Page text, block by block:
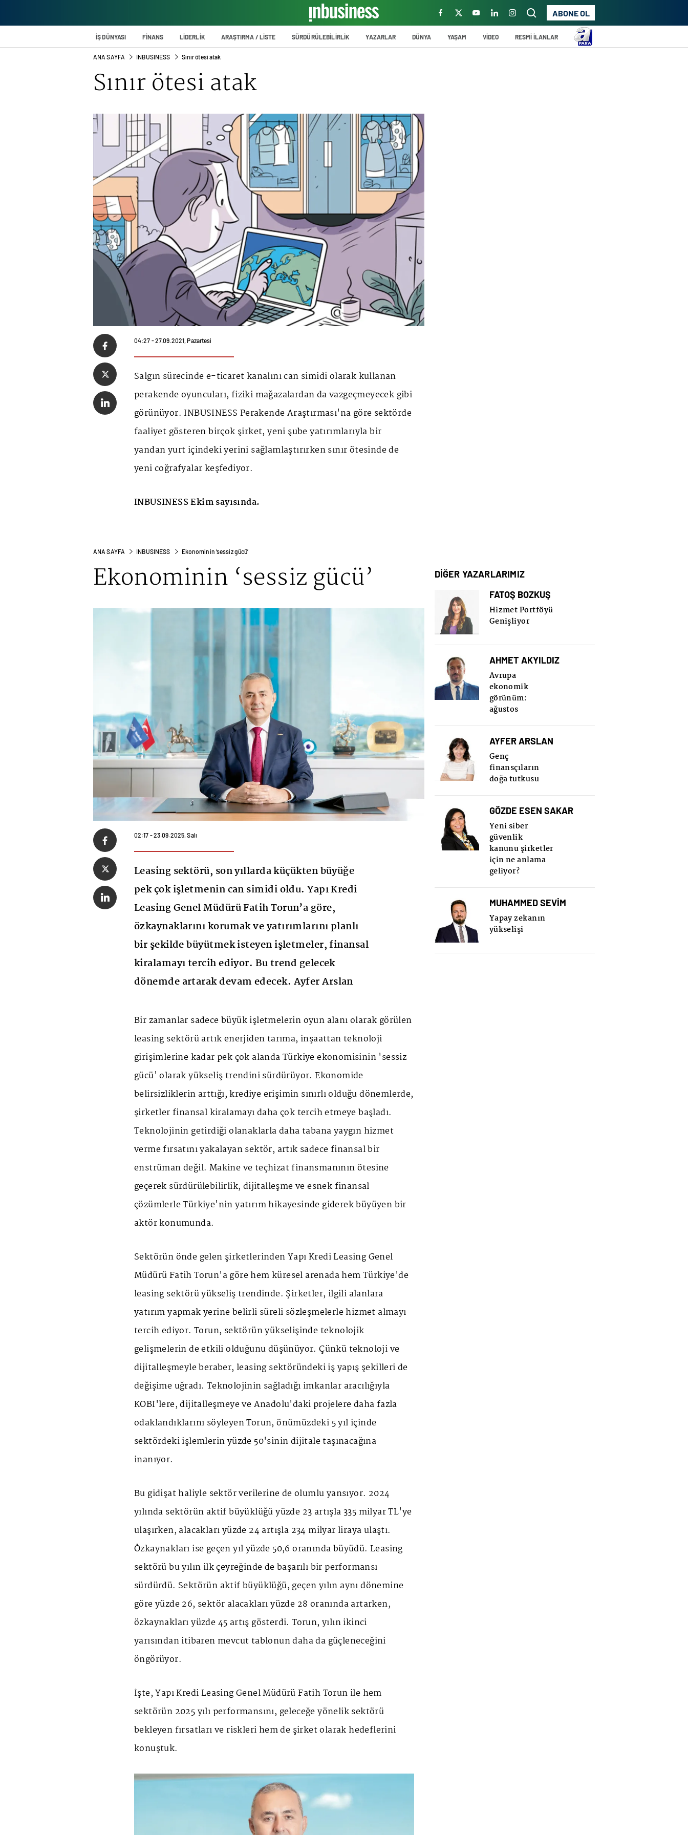
ABONE OL
İŞ DÜNYASI FİNANS LİDERLİK ARAŞTIRMA / LİSTE SÜRDÜRÜLEBİLİRLİK YAZARLAR DÜNYA YAŞAM VİDEO RESMİ İLANLAR
ANA SAYFA INBUSINESS Sınır ötesi atak
Sınır ötesi atak
04:27 - 27.09.2021, Pazartesi
Salgın sürecinde e-ticaret kanalını can simidi olarak kullanan
perakende oyuncuları, fiziki mağazalardan da vazgeçmeyecek gibi
görünüyor. INBUSINESS Perakende Araştırması'na göre sektörde
faaliyet gösteren birçok şirket, yeni şube yatırımlarıyla bir
yandan yurt içindeki yerini sağlamlaştırırken sınır ötesinde de
yeni coğrafyalar keşfediyor.
INBUSINESS Ekim sayısında.
ANA SAYFA INBUSINESS Ekonominin ‘sessiz gücü’
Ekonominin ‘sessiz gücü’
02:17 - 23.09.2025, Salı
Leasing sektörü, son yıllarda küçükten büyüğe
pek çok işletmenin can simidi oldu. Yapı Kredi
Leasing Genel Müdürü Fatih Torun’a göre,
özkaynaklarını korumak ve yatırımlarını planlı
bir şekilde büyütmek isteyen işletmeler, finansal
kiralamayı tercih ediyor. Bu trend gelecek
dönemde artarak devam edecek. Ayfer Arslan
Bir zamanlar sadece büyük işletmelerin oyun alanı olarak görülen
leasing sektörü artık enerjiden tarıma, inşaattan teknoloji
girişimlerine kadar pek çok alanda Türkiye ekonomisinin 'sessiz
gücü' olarak yükseliş trendini sürdürüyor. Ekonomide
belirsizliklerin arttığı, krediye erişimin sınırlı olduğu dönemlerde,
şirketler finansal kiralamayı daha çok tercih etmeye başladı.
Teknolojinin getirdiği olanaklarla daha tabana yaygın hizmet
verme fırsatını yakalayan sektör, artık sadece finansal bir
enstrüman değil. Makine ve teçhizat finansmanının ötesine
geçerek sürdürülebilirlik, dijitalleşme ve esnek finansal
çözümlerle Türkiye'nin yatırım hikayesinde giderek büyüyen bir
aktör konumunda.
Sektörün önde gelen şirketlerinden Yapı Kredi Leasing Genel
Müdürü Fatih Torun'a göre hem küresel arenada hem Türkiye'de
leasing sektörü yükseliş trendinde. Şirketler, ilgili alanlara
yatırım yapmak yerine belirli süreli sözleşmelerle hizmet almayı
tercih ediyor. Torun, sektörün yükselişinde teknolojik
gelişmelerin de etkili olduğunu düşünüyor. Çünkü teknoloji ve
dijitalleşmeyle beraber, leasing sektöründeki iş yapış şekilleri de
değişime uğradı. Teknolojinin sağladığı imkanlar aracılığıyla
KOBİ'lere, dijitalleşmeye ve Anadolu'daki projelere daha fazla
odaklandıklarını söyleyen Torun, önümüzdeki 5 yıl içinde
sektördeki işlemlerin yüzde 50'sinin dijitale taşınacağına
inanıyor.
Bu gidişat haliyle sektör verilerine de olumlu yansıyor. 2024
yılında sektörün aktif büyüklüğü yüzde 23 artışla 335 milyar TL'ye
ulaşırken, alacakları yüzde 24 artışla 234 milyar liraya ulaştı.
Özkaynakları ise geçen yıl yüzde 50,6 oranında büyüdü. Leasing
sektörü bu yılın ilk çeyreğinde de başarılı bir performansı
sürdürdü. Sektörün aktif büyüklüğü, geçen yılın aynı dönemine
göre yüzde 26, sektör alacakları yüzde 28 oranında artarken,
özkaynakları yüzde 45 artış gösterdi. Torun, yılın ikinci
yarısından itibaren mevcut tablonun daha da güçleneceğini
öngörüyor.
İşte, Yapı Kredi Leasing Genel Müdürü Fatih Torun ile hem
sektörün 2025 yılı performansını, geleceğe yönelik sektörü
bekleyen fırsatları ve riskleri hem de şirket olarak hedeflerini
konuştuk.
DİĞER YAZARLARIMIZ
FATOŞ BOZKUŞ
Hizmet Portföyü
Genişliyor
AHMET AKYILDIZ
Avrupa
ekonomik
görünüm:
ağustos
AYFER ARSLAN
Genç
finansçıların
doğa tutkusu
GÖZDE ESEN SAKAR
Yeni siber
güvenlik
kanunu şirketler
için ne anlama
geliyor?
MUHAMMED SEVİM
Yapay zekanın
yükselişi